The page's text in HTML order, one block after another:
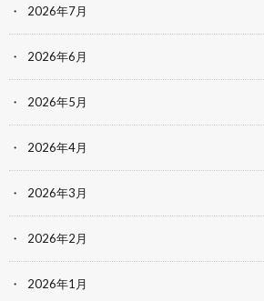
2026年7月
2026年6月
2026年5月
2026年4月
2026年3月
2026年2月
2026年1月